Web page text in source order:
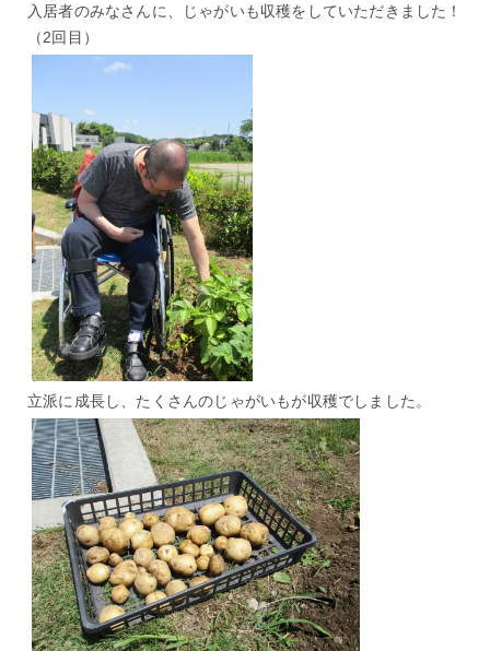
入居者のみなさんに、じゃがいも収穫をしていただきました！
（2回目）
立派に成長し、たくさんのじゃがいもが収穫でしました。